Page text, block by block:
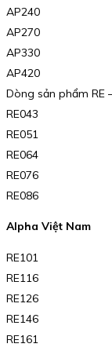
AP240
AP270
AP330
AP420
Dòng sản phẩm RE
RE043
RE051
RE064
RE076
RE086
Alpha Việt Nam
RE101
RE116
RE126
RE146
RE161